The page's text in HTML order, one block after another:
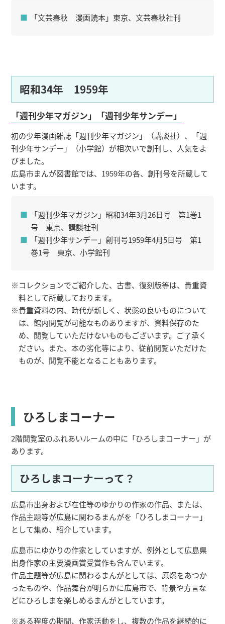
「文芸春秋 漫画読本」東京、文芸春秋社刊
昭和34年 1959年
「週刊少年マガジン」「週刊少年サンデー」
初の少年漫画雑誌「週刊少年マガジン」（講談社）、「週
刊少年サンデー」（小学館）が相次いで創刊し、人気をよ
びました。
広島市まんが図書館では、1959年の各、創刊号を所蔵して
います。
「週刊少年マガジン」昭和34年3月26日号 第1巻1
号 東京、講談社刊
「週刊少年サンデー」創刊号1959年4月5日号 第1
巻1号 東京、小学館刊
※コレクションでご紹介した、古書、復刻版等は、貴重資
料として所蔵しております。
※貴重資料の内、時代が新しく、状態の良いものについて
は、館内閲覧が可能なものありますが、資料保存のた
め、閲覧していただけないものもございます。ご了承く
ださい。また、本の劣化等により、従前閲覧いただけた
ものが、閲覧不能となることもあります。
ひろしまコーナー
2階閲覧室のふれあいルームの中に「ひろしまコーナー」が
あります。
ひろしまコーナーって？
広島市出身および在住等のゆかりの作家の作品、または、
作品主題等が広島に関わるまんがを「ひろしまコーナー」
として集め、紹介しています。
広島市にゆかりの作家としていますが、例外として広島県
出身作家の主要漫画賞受賞作も含んでいます。
作品主題等が広島に関わるまんがとしては、原爆をあつか
ったものや、作品舞台が明らかに広島市で、背景や方言な
どにひろしまを楽しめるまんがとしています。
※ある程度の期間、作家活動をし、複数の作品を継続的に